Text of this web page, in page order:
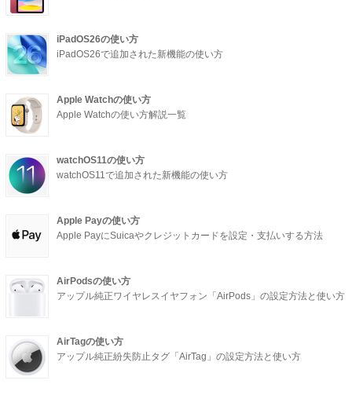
iPadOS26の使い方
iPadOS26で追加された新機能の使い方
Apple Watchの使い方
Apple Watchの使い方解説一覧
watchOS11の使い方
watchOS11で追加された新機能の使い方
Apple Payの使い方
Apple PayにSuicaやクレジットカードを設定・支払いする方法
AirPodsの使い方
アップル純正ワイヤレスイヤフォン「AirPods」の設定方法と使い方
AirTagの使い方
アップル純正紛失防止タグ「AirTag」の設定方法と使い方